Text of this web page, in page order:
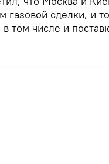
газовой сделки, и
том числе и